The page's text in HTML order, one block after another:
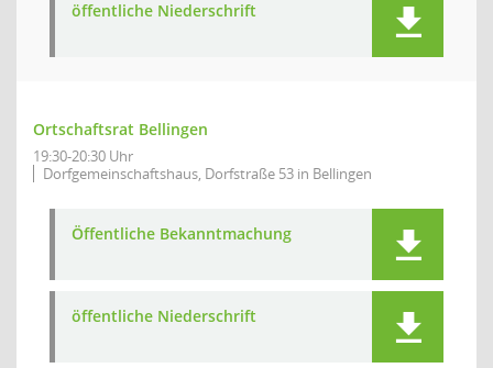
öffentliche Niederschrift
Ortschaftsrat Bellingen
19:30-20:30 Uhr
Dorfgemeinschaftshaus, Dorfstraße 53 in Bellingen
Öffentliche Bekanntmachung
öffentliche Niederschrift